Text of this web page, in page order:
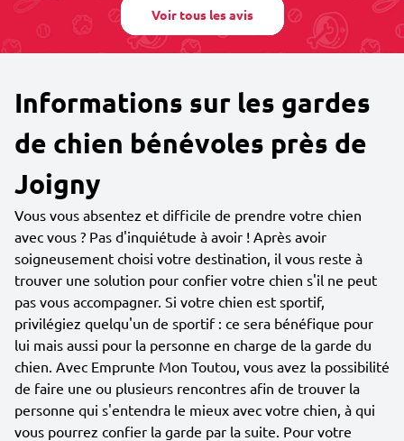
Voir tous les avis
Informations sur les gardes
de chien bénévoles près de
Joigny
Vous vous absentez et difficile de prendre votre chien
avec vous ? Pas d'inquiétude à avoir ! Après avoir
soigneusement choisi votre destination, il vous reste à
trouver une solution pour confier votre chien s'il ne peut
pas vous accompagner. Si votre chien est sportif,
privilégiez quelqu'un de sportif : ce sera bénéfique pour
lui mais aussi pour la personne en charge de la garde du
chien. Avec Emprunte Mon Toutou, vous avez la possibilité
de faire une ou plusieurs rencontres afin de trouver la
personne qui s'entendra le mieux avec votre chien, à qui
vous pourrez confier la garde par la suite. Pour votre